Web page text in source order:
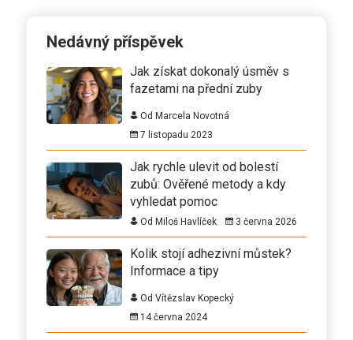
Nedávný příspěvek
Jak získat dokonalý úsměv s
fazetami na přední zuby
Od Marcela Novotná
7 listopadu 2023
Jak rychle ulevit od bolestí
zubů: Ověřené metody a kdy
vyhledat pomoc
Od Miloš Havlíček 3 června 2026
Kolik stojí adhezivní můstek?
Informace a tipy
Od Vítězslav Kopecký
14 června 2024